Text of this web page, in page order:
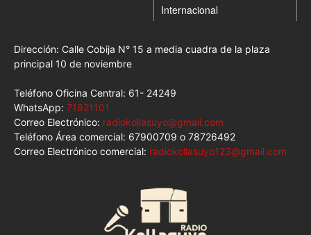
Internacional
Dirección: Calle Cobija N° 15 a media cuadra de la plaza
principal 10 de noviembre
Teléfono Oficina Central: 61- 24249
WhatsApp: 71821101
Correo Electrónico: radiokollasuyo@gmail.com
Teléfono Área comercial: 67900709 o 78726492
Correo Electrónico comercial: radiokollasuyo123@gmail.com